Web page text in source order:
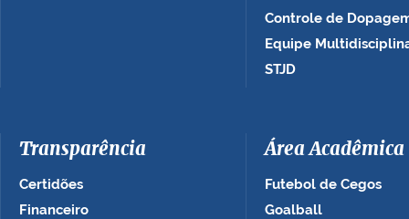
Controle de
Equipe
STJD
Transparência
Certidões
Financeiro
Área Acadêmica
Futebol de Cegos
Goalball